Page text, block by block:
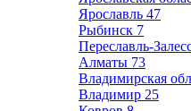
Ярославль 47
Рыбинск 7
Переславль-
Алматы 73
Владимирская
Владимир 25